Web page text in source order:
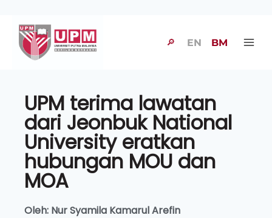
🔎 EN BM
UPM terima lawatan
dari Jeonbuk National
University eratkan
hubungan MOU dan
MOA
Oleh: Nur Syamila Kamarul Arefin